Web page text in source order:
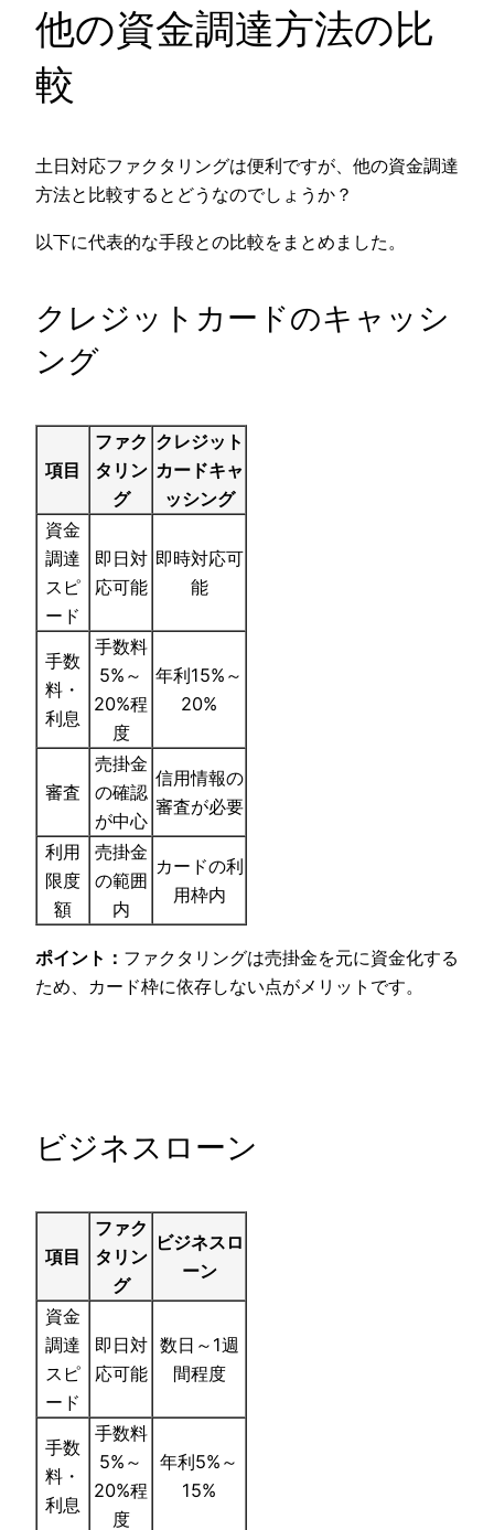
他の資金調達方法の比
較
土日対応ファクタリングは便利ですが、他の資金調達
方法と比較するとどうなのでしょうか？
以下に代表的な手段との比較をまとめました。
クレジットカードのキャッシ
ング
項目
ファク
タリン
グ
クレジット
カードキャ
ッシング
資金
調達
スピ
ード
即日対
応可能
即時対応可
能
手数
料・
利息
手数料
5%～
20%程
度
年利15%～
20%
審査
売掛金
の確認
が中心
信用情報の
審査が必要
利用
限度
額
売掛金
の範囲
内
カードの利
用枠内
ポイント： ファクタリングは売掛金を元に資金化する
ため、カード枠に依存しない点がメリットです。
ビジネスローン
項目
ファク
タリン
グ
ビジネスロ
ーン
資金
調達
スピ
ード
即日対
応可能
数日～1週
間程度
手数
料・
利息
手数料
5%～
20%程
度
年利5%～
15%